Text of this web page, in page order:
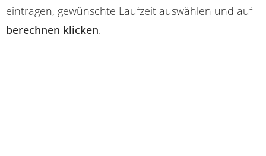
eintragen, gewünschte Laufzeit auswählen und auf
berechnen klicken.